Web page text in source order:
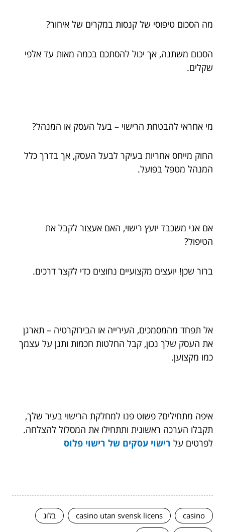
מה הסכום טיפוסי של קנסות במקרים של איחור?
הסכום משתנה, אך יכול להסתכם בכמה מאות עד אלפי
שקלים.
מי אחראי להבטחת הרישוי – בעל העסק או המנהל?
החוק מייחס אחריות בעיקר לבעל העסק, אך בדרך כלל
המנהל מטפל בפועל.
אם אני משכבד יועץ רישוי, האם אעצור לקבל את
הטיפול?
ברור שכן! יועצים מקצועיים נחוצים כדי לקצר דרכים.
אל תפחד מהמסמכים, העירייה או הבירוקרטיה – תארגן
את העסק שלך נכון, קבל החלטות חכמות ותגן על עצמך
כמו מקצוען.
איפה מתחילים? פשוט פנו למחלקת הרישוי בעיר שלך,
תקבלו הערכה ראשונית ותתחילו את המסלול להצלחה.
לפרטים על רישוי עסקים של רישוי פלוס
casino
casino utan svensk licens
בלוג